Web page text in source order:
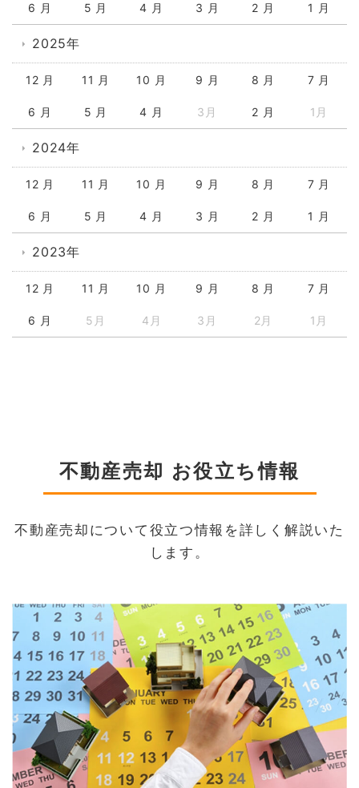
6 月 5 月 4 月 3 月 2 月 1 月
2025年
12 月 11 月 10 月 9 月 8 月 7 月
6 月 5 月 4 月 3月 2 月 1月
2024年
12 月 11 月 10 月 9 月 8 月 7 月
6 月 5 月 4 月 3 月 2 月 1 月
2023年
12 月 11 月 10 月 9 月 8 月 7 月
6 月 5月 4月 3月 2月 1月
不動産売却 お役立ち情報
不動産売却について役立つ情報を詳しく解説いた
します。